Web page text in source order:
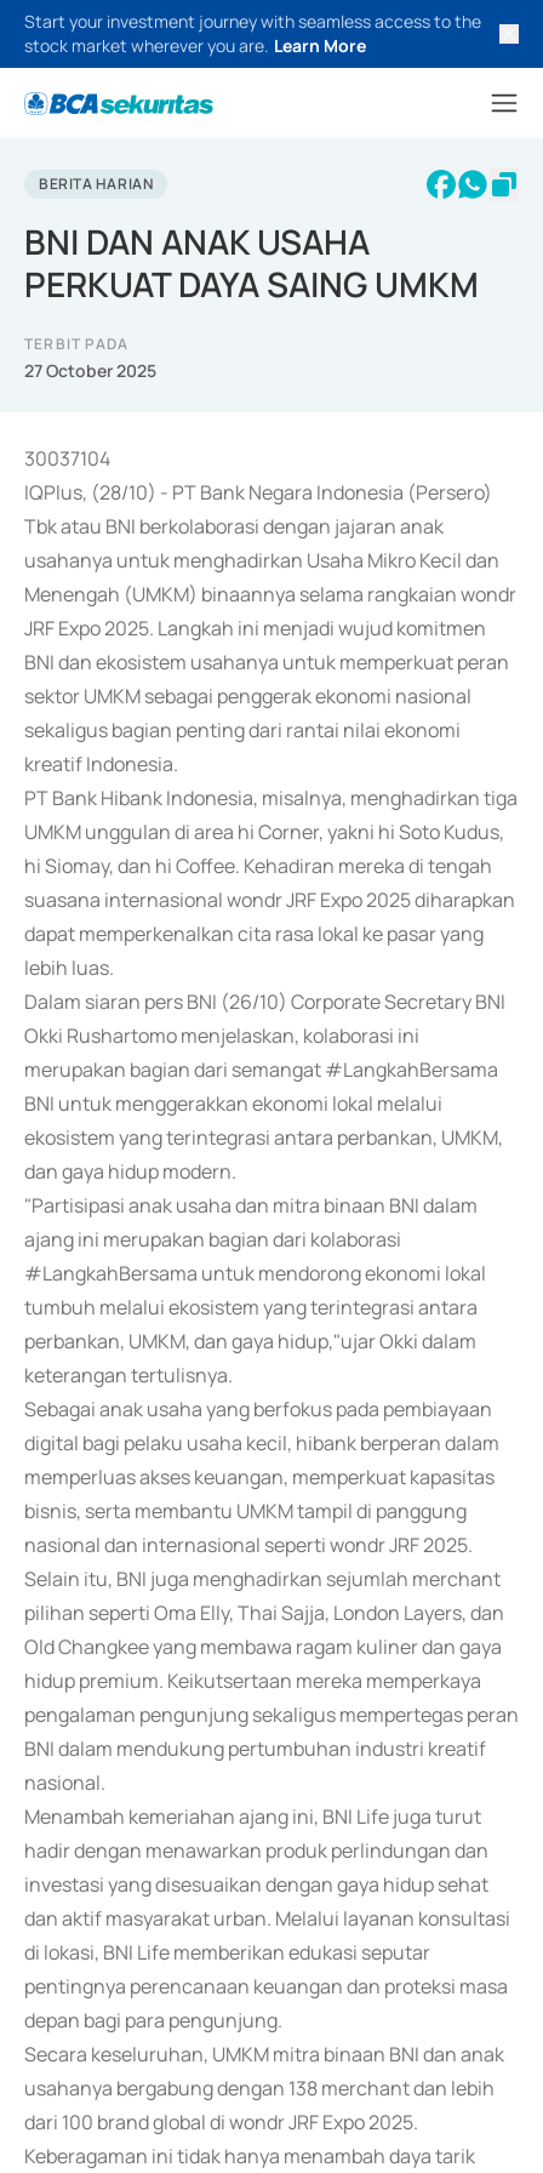
Start your investment journey with seamless access to the
stock market wherever you are. Learn More
BERITA HARIAN
BNI DAN ANAK USAHA
PERKUAT DAYA SAING UMKM
TERBIT PADA
27 October 2025
30037104
IQPlus, (28/10) - PT Bank Negara Indonesia (Persero)
Tbk atau BNI berkolaborasi dengan jajaran anak
usahanya untuk menghadirkan Usaha Mikro Kecil dan
Menengah (UMKM) binaannya selama rangkaian wondr
JRF Expo 2025. Langkah ini menjadi wujud komitmen
BNI dan ekosistem usahanya untuk memperkuat peran
sektor UMKM sebagai penggerak ekonomi nasional
sekaligus bagian penting dari rantai nilai ekonomi
kreatif Indonesia.
PT Bank Hibank Indonesia, misalnya, menghadirkan tiga
UMKM unggulan di area hi Corner, yakni hi Soto Kudus,
hi Siomay, dan hi Coffee. Kehadiran mereka di tengah
suasana internasional wondr JRF Expo 2025 diharapkan
dapat memperkenalkan cita rasa lokal ke pasar yang
lebih luas.
Dalam siaran pers BNI (26/10) Corporate Secretary BNI
Okki Rushartomo menjelaskan, kolaborasi ini
merupakan bagian dari semangat #LangkahBersama
BNI untuk menggerakkan ekonomi lokal melalui
ekosistem yang terintegrasi antara perbankan, UMKM,
dan gaya hidup modern.
"Partisipasi anak usaha dan mitra binaan BNI dalam
ajang ini merupakan bagian dari kolaborasi
#LangkahBersama untuk mendorong ekonomi lokal
tumbuh melalui ekosistem yang terintegrasi antara
perbankan, UMKM, dan gaya hidup,"ujar Okki dalam
keterangan tertulisnya.
Sebagai anak usaha yang berfokus pada pembiayaan
digital bagi pelaku usaha kecil, hibank berperan dalam
memperluas akses keuangan, memperkuat kapasitas
bisnis, serta membantu UMKM tampil di panggung
nasional dan internasional seperti wondr JRF 2025.
Selain itu, BNI juga menghadirkan sejumlah merchant
pilihan seperti Oma Elly, Thai Sajja, London Layers, dan
Old Changkee yang membawa ragam kuliner dan gaya
hidup premium. Keikutsertaan mereka memperkaya
pengalaman pengunjung sekaligus mempertegas peran
BNI dalam mendukung pertumbuhan industri kreatif
nasional.
Menambah kemeriahan ajang ini, BNI Life juga turut
hadir dengan menawarkan produk perlindungan dan
investasi yang disesuaikan dengan gaya hidup sehat
dan aktif masyarakat urban. Melalui layanan konsultasi
di lokasi, BNI Life memberikan edukasi seputar
pentingnya perencanaan keuangan dan proteksi masa
depan bagi para pengunjung.
Secara keseluruhan, UMKM mitra binaan BNI dan anak
usahanya bergabung dengan 138 merchant dan lebih
dari 100 brand global di wondr JRF Expo 2025.
Keberagaman ini tidak hanya menambah daya tarik